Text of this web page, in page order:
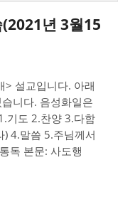
년 3월15
설교입니다. 아래
니다. 음성화일은
기도 2.찬양 3.다함
4.말씀 5.주님께서
독 본문: 사도행